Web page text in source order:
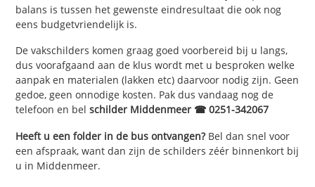
balans is tussen het gewenste eindresultaat die ook nog
eens budgetvriendelijk is.
De vakschilders komen graag goed voorbereid bij u langs,
dus voorafgaand aan de klus wordt met u besproken welke
aanpak en materialen (lakken etc) daarvoor nodig zijn. Geen
gedoe, geen onnodige kosten. Pak dus vandaag nog de
telefoon en belschilder Middenmeer ☎ 0251-342067
Heeft u een folder in de bus ontvangen?Bel dan snel voor
een afspraak, want dan zijn de schilders zéér binnenkort bij
u in Middenmeer.